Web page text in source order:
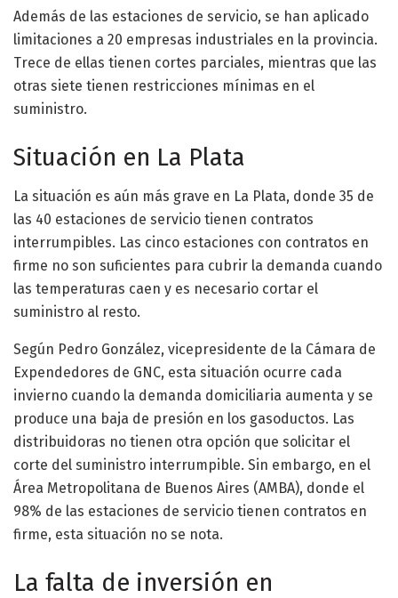
Además de las estaciones de servicio, se han aplicado
limitaciones a 20 empresas industriales en la provincia.
Trece de ellas tienen cortes parciales, mientras que las
otras siete tienen restricciones mínimas en el
suministro.
Situación en La Plata
La situación es aún más grave en La Plata, donde 35 de
las 40 estaciones de servicio tienen contratos
interrumpibles. Las cinco estaciones con contratos en
firme no son suficientes para cubrir la demanda cuando
las temperaturas caen y es necesario cortar el
suministro al resto.
Según Pedro González, vicepresidente de la Cámara de
Expendedores de GNC, esta situación ocurre cada
invierno cuando la demanda domiciliaria aumenta y se
produce una baja de presión en los gasoductos. Las
distribuidoras no tienen otra opción que solicitar el
corte del suministro interrumpible. Sin embargo, en el
Área Metropolitana de Buenos Aires (AMBA), donde el
98% de las estaciones de servicio tienen contratos en
firme, esta situación no se nota.
La falta de inversión en